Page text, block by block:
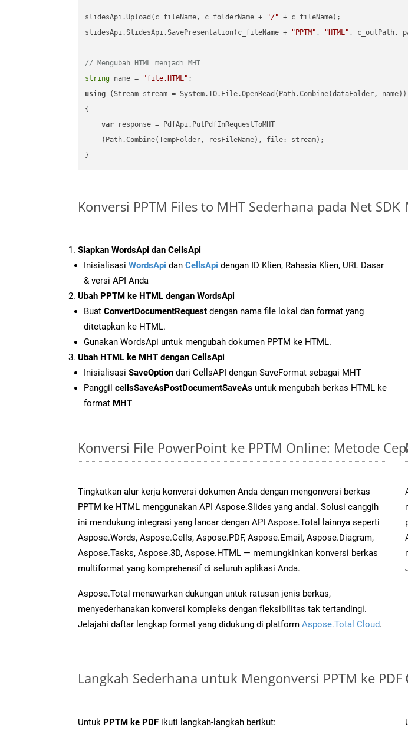
slidesApi.Upload(c_fileName, c_folderName + "/" + c_fileName);
slidesApi.SlidesApi.SavePresentation(c_fileName +
"PPTM" , "HTML" , c_outPath,
// Mengubah HTML menjadi MHT
string name = "file.HTML"
using (Stream stream = System.IO.File.OpenRead(Path.Combine(dataFolder,
{
var response = PdfApi.PutPdfInRequestToMHT
    (Path.Combine(TempFolder, resFileName), file: stream);
Konversi PPTM Files to MHT Sederhana pada Net SDK
Siapkan WordsApi dan CellsApi
Inisialisasi WordsApi dan CellsApi dengan ID Klien, Rahasia Klien, URL Dasar
& versi API Anda
Ubah PPTM ke HTML dengan WordsApi
Buat ConvertDocumentRequest dengan nama file lokal dan format yang
ditetapkan ke HTML.
Gunakan WordsApi untuk mengubah dokumen PPTM ke HTML.
Ubah HTML ke MHT dengan CellsApi
Inisialisasi SaveOption dari CellsAPI dengan SaveFormat sebagai MHT
Panggil cellsSaveAsPostDocumentSaveAs untuk mengubah berkas HTML ke
format MHT
Konversi File PowerPoint ke PPTM Online: Metode
Tingkatkan alur kerja konversi dokumen Anda dengan mengonversi berkas
PPTM ke HTML menggunakan API Aspose.Slides yang andal. Solusi canggih
ini mendukung integrasi yang lancar dengan API Aspose.Total lainnya seperti
Aspose.Words, Aspose.Cells, Aspose.PDF, Aspose.Email, Aspose.Diagram,
Aspose.Tasks, Aspose.3D, Aspose.HTML — memungkinkan konversi berkas
multiformat yang komprehensif di seluruh aplikasi Anda.
Aspose.Total menawarkan dukungan untuk ratusan jenis berkas,
menyederhanakan konversi kompleks dengan fleksibilitas tak tertandingi.
Jelajahi daftar lengkap format yang didukung di platform Aspose.Total Cloud.
Langkah Sederhana untuk Mengonversi PPTM ke
Untuk PPTM ke PDF ikuti langkah-langkah berikut: